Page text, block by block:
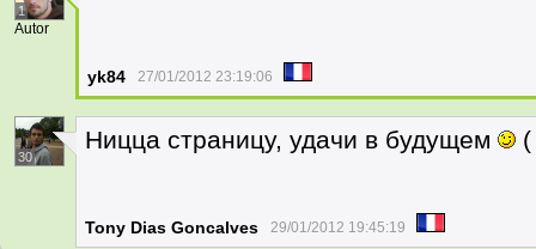
1
Autor
yk84 27/01/2012 23:19:06
30
Ницца страницу, удачи в будущем
Tony Dias Goncalves 29/01/2012 19:45:19